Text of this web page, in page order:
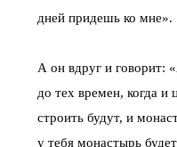
дней придешь ко мне».
А он вдруг и говорит:
до тех времен, когда и
строить будут, и
у тебя монастырь